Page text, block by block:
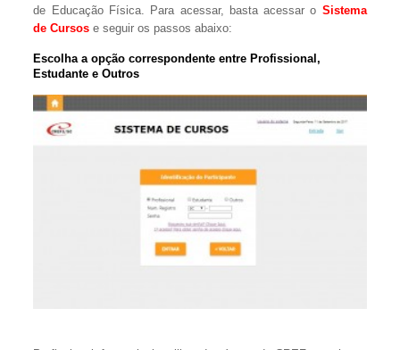
de Educação Física. Para acessar, basta acessar o Sistema
de Cursos e seguir os passos abaixo:
Escolha a opção correspondente entre Profissional,
Estudante e Outros